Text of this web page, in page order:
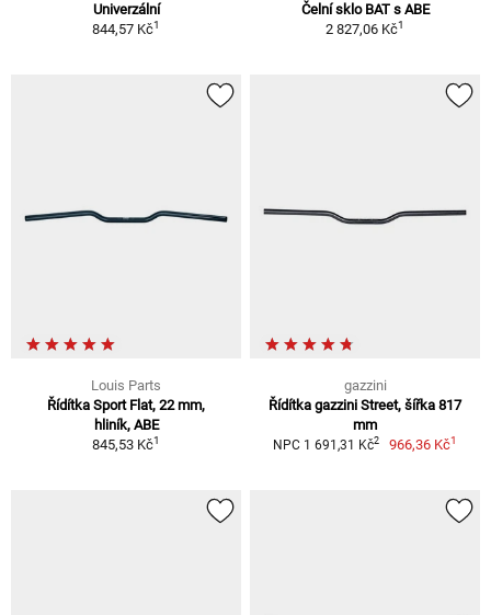
Univerzální
844,57 Kč1
Čelní sklo BAT s ABE
2 827,06 Kč1
Louis Parts
Řídítka Sport Flat, 22 mm,
hliník, ABE
845,53 Kč1
gazzini
Řídítka gazzini Street, šířka 817
mm
NPC 1 691,31 Kč2 966,36 Kč1